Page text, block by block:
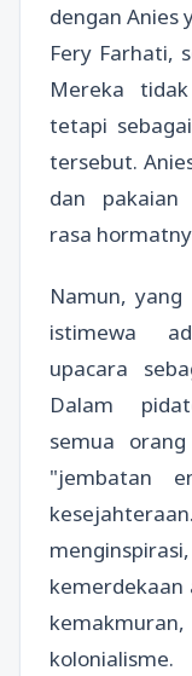
dengan Anies
Fery Farhati,
Mereka
tetapi
tersebut.
dan pakaian
rasa
Namun,
istimewa
upacara
Dalam
semua
"jembatan
kemerdekaan
kolonialisme.